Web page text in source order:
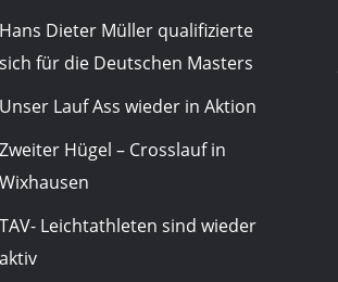
Hans Dieter Müller qualifizierte
sich für die Deutschen Masters
Unser Lauf Ass wieder in Aktion
Zweiter Hügel – Crosslauf in
Wixhausen
TAV- Leichtathleten sind wieder
aktiv